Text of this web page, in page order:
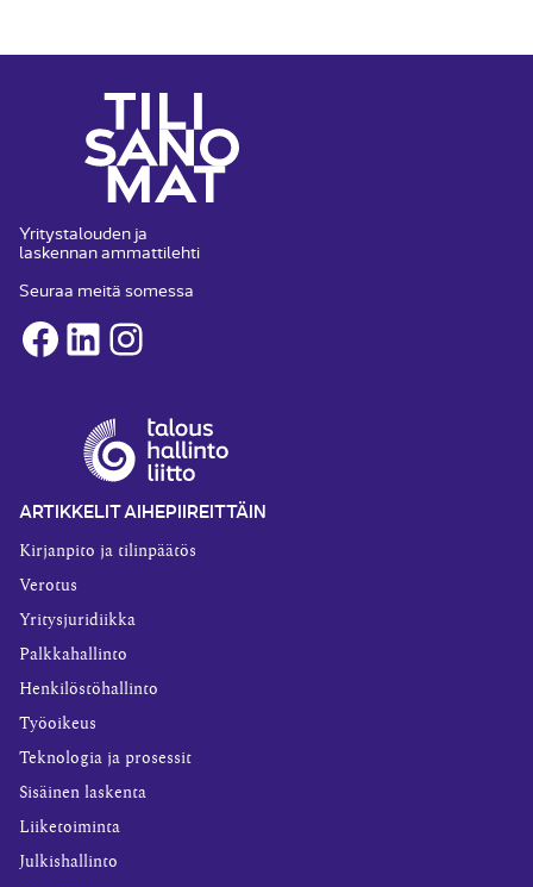
Yritystalouden ja
laskennan ammattilehti
Seuraa meitä somessa
Facebook
LinkedInInstagram
ARTIKKELIT AIHEPIIREITTÄIN
Kirjanpito ja tilinpäätös
Verotus
Yritysjuridiikka
Palkkahallinto
Henkilöstöhallinto
Työoikeus
Teknologia ja prosessit
Sisäinen laskenta
Liiketoiminta
Julkishallinto